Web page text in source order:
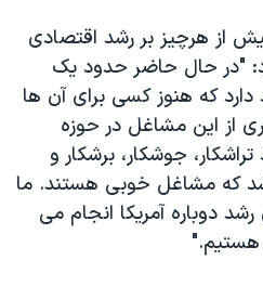
از هرچیز بر رشد اقتصادی
"در حال حاضر حدود یک
که هنوز کسی برای آن ها
از این مشاغل در حوزه
جوشکار، برشکار و
که مشاغل خوبی هستند. ما
دوباره آمریکا انجام می
هستیم."